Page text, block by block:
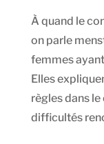
À quand le
on parle
femmes
Elles
règles dans
difficultés